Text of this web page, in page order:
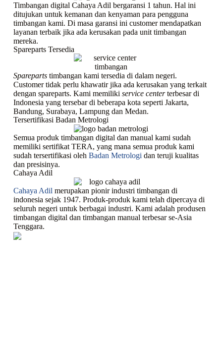
Timbangan digital Cahaya Adil bergaransi 1 tahun. Hal ini
ditujukan untuk kemanan dan kenyaman para pengguna
timbangan kami. Di masa garansi ini customer mendapatkan
layanan terbaik jika ada kerusakan pada unit timbangan
mereka.
Spareparts Tersedia
Sparepartstimbangan kami tersedia di dalam negeri.
Customer tidak perlu khawatir jika ada kerusakan yang terkait
dengan spareparts. Kami memiliki service centerterbesar di
Indonesia yang tersebar di beberapa kota seperti Jakarta,
Bandung, Surabaya, Lampung dan Medan.
Tersertifikasi Badan Metrologi
Semua produk timbangan digital dan manual kami sudah
memiliki sertifikat TERA, yang mana semua produk kami
sudah tersertifikasi oleh Badan Metrologi dan teruji kualitas
dan presisinya.
Cahaya Adil
Cahaya Adilmerupakan pionir industri timbangan di
indonesia sejak 1947. Produk-produk kami telah dipercaya di
seluruh negeri untuk berbagai industri. Kami adalah produsen
timbangan digital dan timbangan manual terbesar se-Asia
Tenggara.